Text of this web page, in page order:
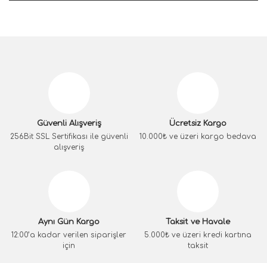
Güvenli Alışveriş
256Bit SSL Sertifikası ile güvenli
alışveriş
Ücretsiz Kargo
10.000₺ ve üzeri kargo bedava
Aynı Gün Kargo
12:00’a kadar verilen siparişler
için
Taksit ve Havale
5.000₺ ve üzeri kredi kartına
taksit